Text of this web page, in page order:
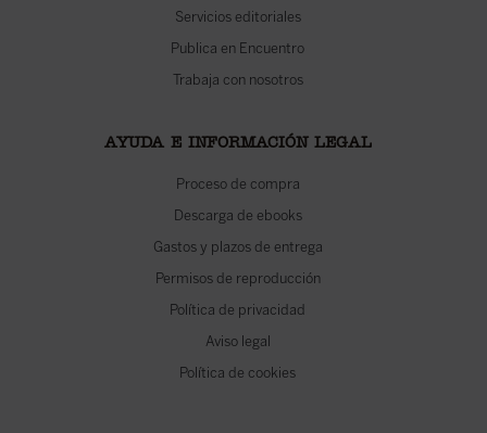
Servicios editoriales
Publica en Encuentro
Trabaja con nosotros
AYUDA E INFORMACIÓN LEGAL
Proceso de compra
Descarga de ebooks
Gastos y plazos de entrega
Permisos de reproducción
Política de privacidad
Aviso legal
Política de cookies